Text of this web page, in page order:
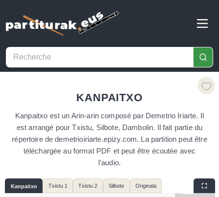
KANPAITXO
Kanpaitxo est un Arin-arin composé par Demetrio Iriarte. Il
est arrangé pour Txistu, Silbote, Dambolin. Il fait partie du
répertoire de demetrioiriarte.epizy.com. La partition peut être
téléchargée au format PDF et peut être écoutée avec
l'audio.
Kanpaitxo Txistu 1 Txistu 2 Silbote Originala